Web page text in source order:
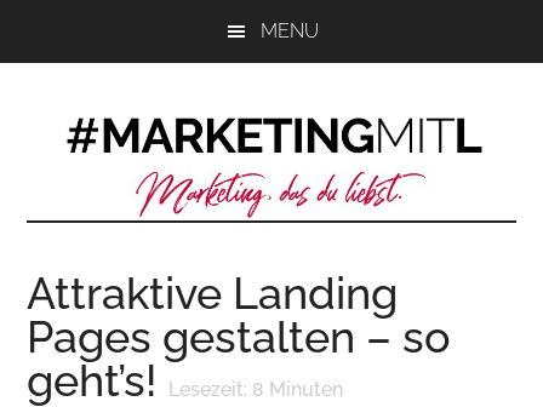
MENU
Attraktive Landing
Pages gestalten – so
geht’s!
Lesezeit: 8 Minuten